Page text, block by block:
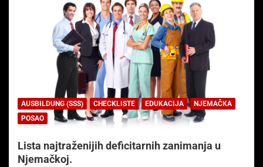
AUSBILDUNG (SSS) CHECKLISTE EDUKACIJA
NJEMAČKA
POSAO
Lista najtraženijih deficitarnih zanimanja u
Njemačkoj.